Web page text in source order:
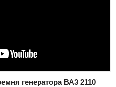
генератора ВАЗ 2110